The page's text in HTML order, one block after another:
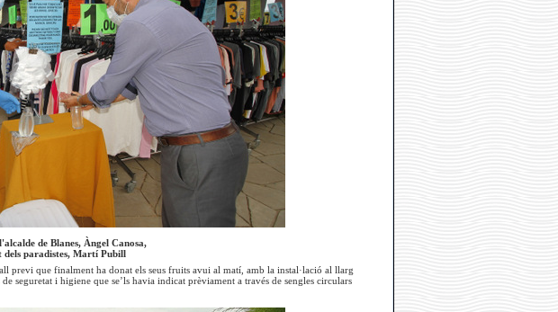
de Blanes, Àngel Canosa,
dels paradistes, Martí Pubill
previ que finalment ha donat els seus fruits avui al matí, amb la instal·lació al llarg
seguretat i higiene que se’ls havia indicat prèviament a través de sengles circulars